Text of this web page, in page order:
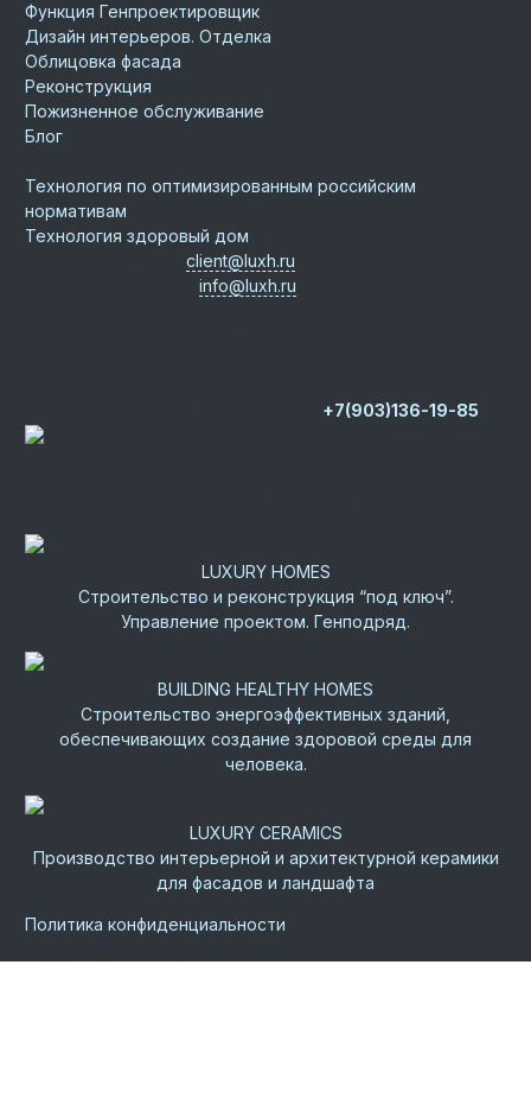
Функция Генпроектировщик
Дизайн интерьеров. Отделка
Облицовка фасада
Реконструкция
Пожизненное обслуживание
Блог
Технология по оптимизированным российским
нормативам
Технология здоровый дом
client@luxh.ru
info@luxh.ru
+7(903)136-19-85
LUXURY HOMES
Строительство и реконструкция “под ключ”.
Управление проектом. Генподряд.
BUILDING HEALTHY HOMES
Строительство энергоэффективных зданий,
обеспечивающих создание здоровой среды для
человека.
LUXURY CERAMICS
Производство интерьерной и архитектурной керамики
для фасадов и ландшафта
Политика конфиденциальности